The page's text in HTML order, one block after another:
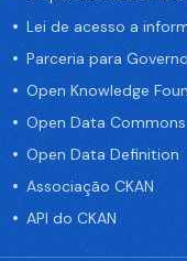
Lei de acesso a
Parceria para
Open Knowledge
Open Data Commons
Open Data Definition
Associação CKAN
API do CKAN